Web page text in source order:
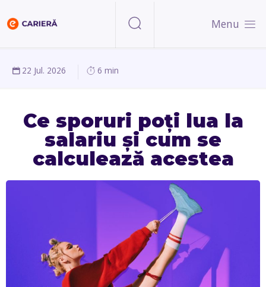
Menu
22 Jul. 2026 6 min
Ce sporuri poți lua la
salariu și cum se
calculează acestea